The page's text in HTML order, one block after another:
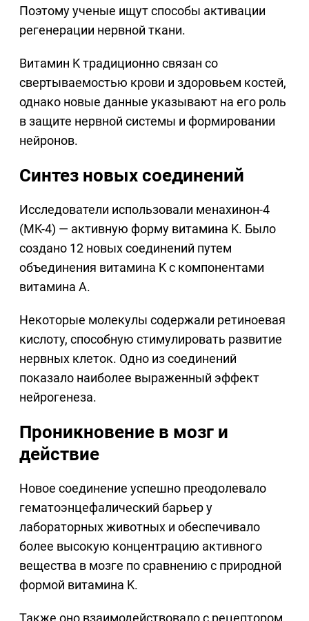
Поэтому ученые ищут способы активации
регенерации нервной ткани.
Витамин K традиционно связан со
свертываемостью крови и здоровьем костей,
однако новые данные указывают на его роль
в защите нервной системы и формировании
нейронов.
Синтез новых соединений
Исследователи использовали менахинон-4
(MK-4) — активную форму витамина K. Было
создано 12 новых соединений путем
объединения витамина K с компонентами
витамина A.
Некоторые молекулы содержали ретиноевая
кислоту, способную стимулировать развитие
нервных клеток. Одно из соединений
показало наиболее выраженный эффект
нейрогенеза.
Проникновение в мозг и
действие
Новое соединение успешно преодолевало
гематоэнцефалический барьер у
лабораторных животных и обеспечивало
более высокую концентрацию активного
вещества в мозге по сравнению с природной
формой витамина K.
Также оно взаимодействовало с рецептором